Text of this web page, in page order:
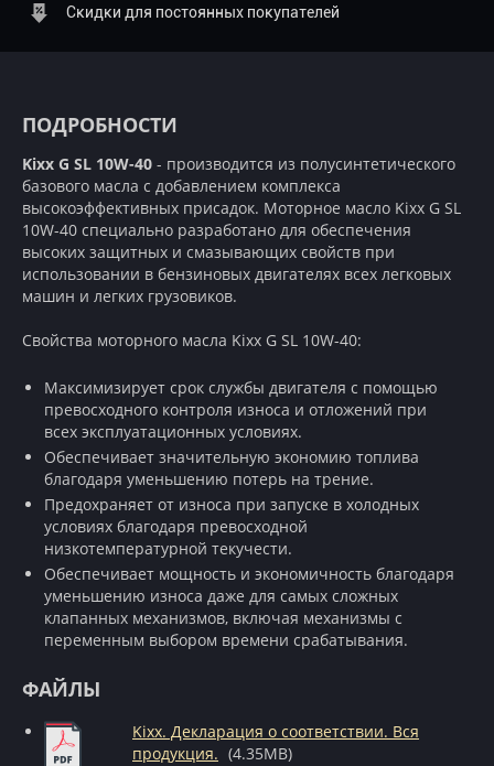
Скидки для постоянных покупателей
ПОДРОБНОСТИ
Kixx G SL 10W-40 - производится из полусинтетического
базового масла с добавлением комплекса
высокоэффективных присадок. Моторное масло Kixx G SL
10W-40 специально разработано для обеспечения
высоких защитных и смазывающих свойств при
использовании в бензиновых двигателях всех легковых
машин и легких грузовиков.
Свойства моторного масла Kixx G SL 10W-40:
Максимизирует срок службы двигателя с помощью
превосходного контроля износа и отложений при
всех эксплуатационных условиях.
Обеспечивает значительную экономию топлива
благодаря уменьшению потерь на трение.
Предохраняет от износа при запуске в холодных
условиях благодаря превосходной
низкотемпературной текучести.
Обеспечивает мощность и экономичность благодаря
уменьшению износа даже для самых сложных
клапанных механизмов, включая механизмы с
переменным выбором времени срабатывания.
ФАЙЛЫ
Kixx. Декларация о соответствии. Вся
продукция. (4.35MB)